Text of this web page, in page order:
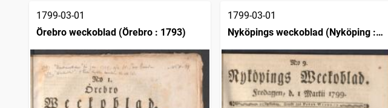
1799-03-01
Örebro weckoblad (Örebro : 1793)
1799-03-01
Nyköpings weckoblad (Nyköping :
1786)